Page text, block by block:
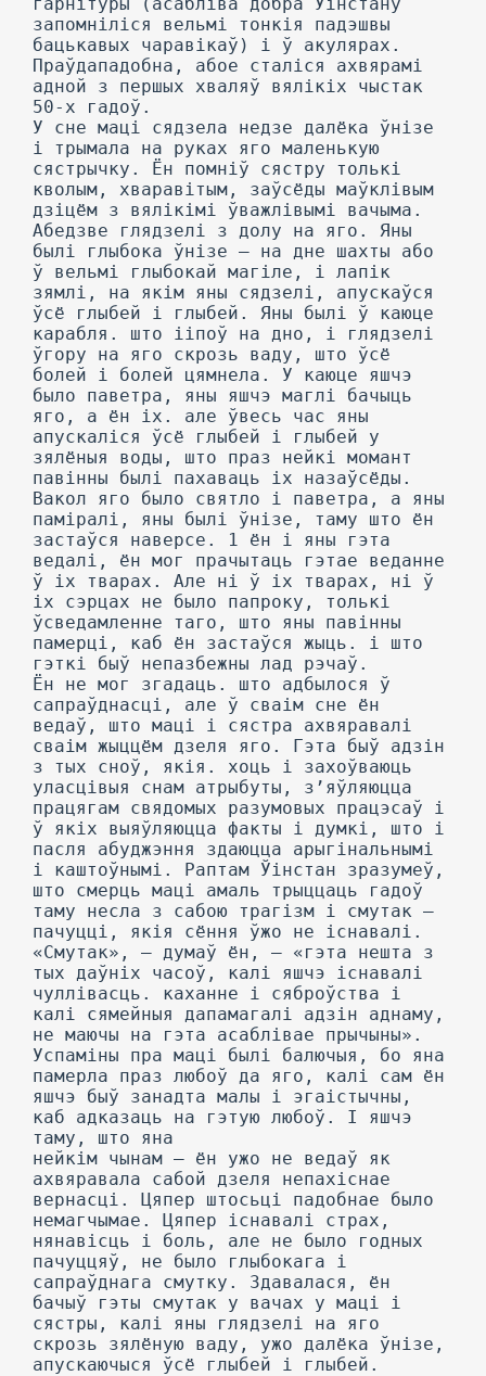
запомніліся вельмі тонкія падэшвы
бацькавых чаравікаў) і ў акулярах.
Праўдападобна, абое сталіся ахвярамі
адной з першых хваляў вялікіх чыстак
50-х гадоў.
У сне маці сядзела недзе далёка ўнізе
і трымала на руках яго маленькую
сястрычку. Ён помніў сястру толькі
кволым, хваравітым, заўсёды маўклівым
дзіцём з вялікімі ўважлівымі вачыма.
Абедзве глядзелі з долу на яго. Яны
былі глыбока ўнізе — на дне шахты або
ў вельмі глыбокай магіле, і лапік
зямлі, на якім яны сядзелі, апускаўся
ўсё глыбей і глыбей. Яны былі ў каюце
карабля. што ііпоў на дно, і глядзелі
ўгору на яго скрозь ваду, што ўсё
болей і болей цямнела. У каюце яшчэ
было паветра, яны яшчэ маглі бачыць
яго, а ён іх. але ўвесь час яны
апускаліся ўсё глыбей і глыбей у
зялёныя воды, што праз нейкі момант
павінны былі пахаваць іх назаўсёды.
Вакол яго было святло і паветра, а яны
паміралі, яны былі ўнізе, таму што ён
застаўся наверсе. 1 ён і яны гэта
ведалі, ён мог прачытаць гэтае веданне
ў іх тварах. Але ні ў іх тварах, ні ў
іх сэрцах не было папроку, толькі
ўсведамленне таго, што яны павінны
памерці, каб ён застаўся жыць. і што
гэткі быў непазбежны лад рэчаў.
Ён не мог згадаць. што адбылося ў
сапраўднасці, але ў сваім сне ён
ведаў, што маці і сястра ахвяравалі
сваім жыццём дзеля яго. Гэта быў адзін
з тых сноў, якія. хоць і захоўваюць
уласцівыя снам атрыбуты, з’яўляюцца
працягам свядомых разумовых працэсаў і
ў якіх выяўляюцца факты і думкі, што і
пасля абуджэння здаюцца арыгінальнымі
і каштоўнымі. Раптам Ўінстан зразумеў,
што смерць маці амаль трыццаць гадоў
таму несла з сабою трагізм і смутак —
пачуцці, якія сёння ўжо не існавалі.
«Смутак», — думаў ён, — «гэта нешта з
тых даўніх часоў, калі яшчэ існавалі
чуллівасць. каханне і сяброўства і
калі сямейныя дапамагалі адзін аднаму,
не маючы на гэта асаблівае прычыны».
Успаміны пра маці былі балючыя, бо яна
памерла праз любоў да яго, калі сам ён
яшчэ быў занадта малы і эгаістычны,
каб адказаць на гэтую любоў. I яшчэ
таму, што яна
нейкім чынам — ён ужо не ведаў як
ахвяравала сабой дзеля непахіснае
вернасці. Цяпер штосьці падобнае было
немагчымае. Цяпер існавалі страх,
нянавісць і боль, але не было годных
пачуццяў, не было глыбокага і
сапраўднага смутку. Здавалася, ён
бачыў гэты смутак у вачах у маці і
сястры, калі яны глядзелі на яго
скрозь зялёную ваду, ужо далёка ўнізе,
апускаючыся ўсё глыбей і глыбей.